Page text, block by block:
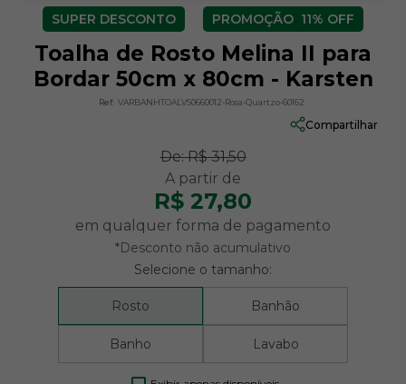
SUPER DESCONTO 11% OFF
Toalha de Rosto Melina II para
Bordar 50cm x 80cm - Karsten
Ref: VARBANHTOALVS0660012-Rosa-Quartzo-60162
Compartilhar
De:R$ 31,50
R$ 27,80
em qualquer forma de pagamento
*Desconto não acumulativo
Selecione o tamanho:
Rosto Banhão
Banho Lavabo